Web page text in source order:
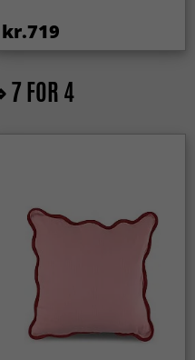
kr.719
7 FOR 4